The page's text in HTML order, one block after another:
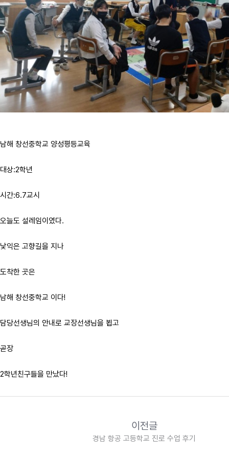
남해 창선중학교 양성평등교육
대상:2학년
시간:6.7교시
오늘도 설레임이였다.
낯익은 고향길을 지나
도착한 곳은
남해 창선중학교 이다!
담당선생님의 안내로 교장선생님을 뵙고
곧장
2학년친구들을 만났다!
이전글
경남 항공 고등학교 진로 수업 후기